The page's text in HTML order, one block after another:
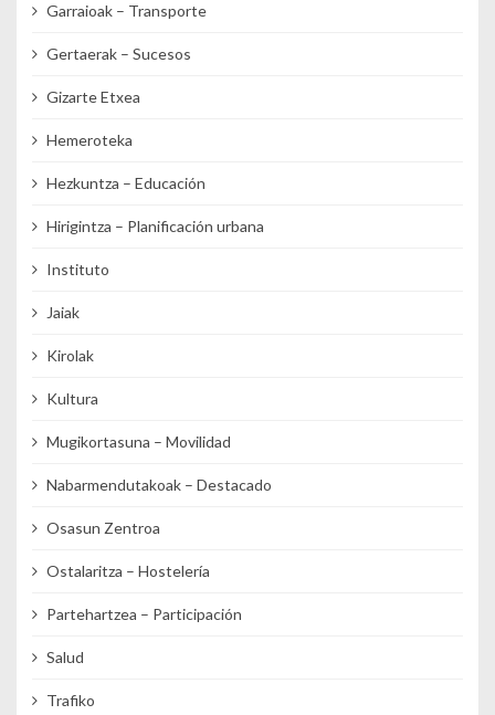
Garraioak – Transporte
Gertaerak – Sucesos
Gizarte Etxea
Hemeroteka
Hezkuntza – Educación
Hirigintza – Planificación urbana
Instituto
Jaiak
Kirolak
Kultura
Mugikortasuna – Movilidad
Nabarmendutakoak – Destacado
Osasun Zentroa
Ostalaritza – Hostelería
Partehartzea – Participación
Salud
Trafiko